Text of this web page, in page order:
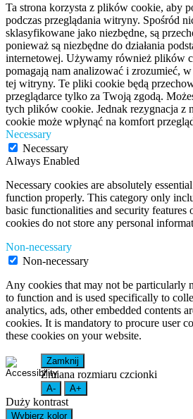
Ta strona korzysta z plików cookie, aby
podczas przeglądania witryny. Spośród
sklasyfikowane jako niezbędne, są
ponieważ są niezbędne do działania
internetowej. Używamy również plików
pomagają nam analizować i zrozumieć,
tej witryny. Te pliki cookie będą
przeglądarce tylko za Twoją zgodą.
tych plików cookie. Jednak rezygnacja z
cookie może wpłynąć na komfort
Necessary
Necessary
Always Enabled
Necessary cookies are absolutely
function properly. This category only
basic functionalities and security features
cookies do not store any personal
Non-necessary
Non-necessary
Any cookies that may not be particularly
to function and is used specifically to
analytics, ads, other embedded contents
cookies. It is mandatory to procure user
these cookies on your website.
Zamknij
Zmiana rozmiaru czcionki
A- A+
Duży kontrast
Wybierz kolor